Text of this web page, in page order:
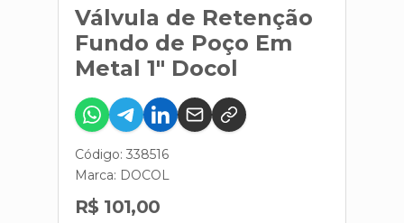
Válvula de Retenção
Fundo de Poço Em
Metal 1" Docol
Código: 338516
Marca: DOCOL
R$ 101,00